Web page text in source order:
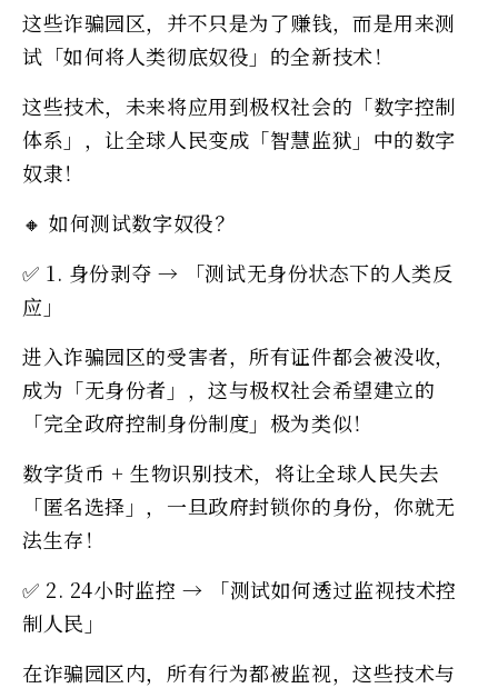
这些诈骗园区，并不只是为了赚钱，而是用来测
试「如何将人类彻底奴役」的全新技术！
这些技术，未来将应用到极权社会的「数字控制
体系」，让全球人民变成「智慧监狱」中的数字
奴隶！
🔸 如何测试数字奴役？
✅ 1. 身份剥夺 → 「测试无身份状态下的人类反
应」
进入诈骗园区的受害者，所有证件都会被没收，
成为「无身份者」，这与极权社会希望建立的
「完全政府控制身份制度」极为类似！
数字货币 + 生物识别技术，将让全球人民失去
「匿名选择」，一旦政府封锁你的身份，你就无
法生存！
✅ 2. 24小时监控 → 「测试如何透过监视技术控
制人民」
在诈骗园区内，所有行为都被监视，这些技术与